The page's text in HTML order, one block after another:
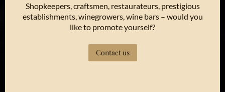
Shopkeepers, craftsmen, restaurateurs, prestigious
establishments, winegrowers, wine bars – would you
like to promote yourself?
Contact us